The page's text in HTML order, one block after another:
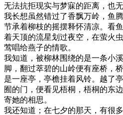
无法抗拒现实与梦寐的距离，也
我长想虽然错过了香飘万岭，鱼
节承着柳枝的摇摆释怀清凉。看
着天顶的流星划过夜空，在萤火
莺唱给燕子的情歌。
我知道，被柳林围绕的是一条小
脚，翻过萃碧的山岭便有座桥，
是一座亭，亭檐挂着风铃。越了
囿的门，便看见梧桐，梧桐的东
寄她的相思。
我还知道；在七夕的那天，有很